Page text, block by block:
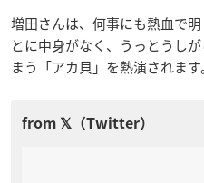
増田さんは、何事にも熱血で
とに中身がなく、うっとうし
まう「アカ貝」を熱演されます